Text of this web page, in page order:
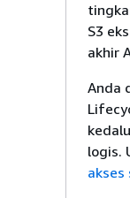
S3
akhir
Anda
logis.
akses